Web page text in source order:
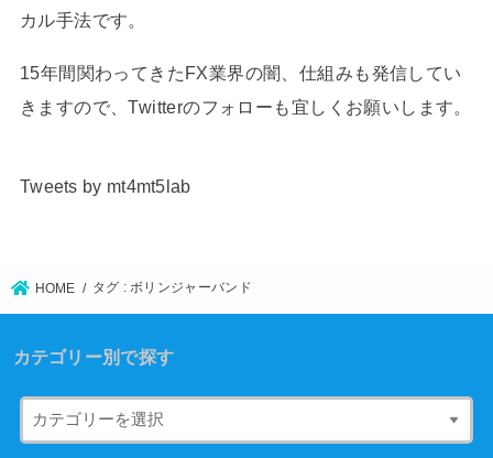
カル手法です。
15年間関わってきたFX業界の闇、仕組みも発信してい
きますので、Twitterのフォローも宜しくお願いします。
Tweets by mt4mt5lab
HOME タグ : ボリンジャーバンド
カテゴリー別で探す